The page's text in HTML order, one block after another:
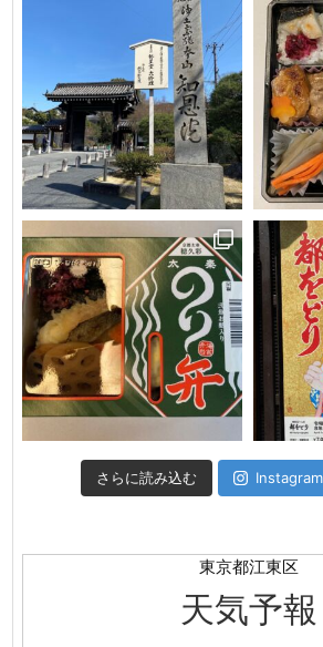
さらに読み込む
東京都江東区
天気予報